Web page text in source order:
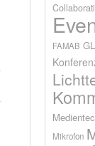
FAMAB
Mikrofon